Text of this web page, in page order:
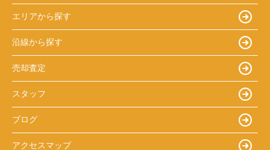
エリアから探す
沿線から探す
売却査定
スタッフ
ブログ
アクセスマップ